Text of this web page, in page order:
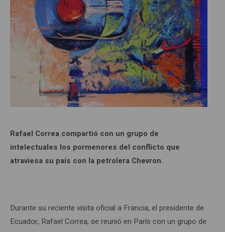
Rafael Correa compartió con un grupo de
intelectuales los pormenores del conflicto que
atraviesa su país con la petrolera Chevron.
Durante su reciente visita oficial a Francia, el presidente de
Ecuador, Rafael Correa, se reunió en París con un grupo de